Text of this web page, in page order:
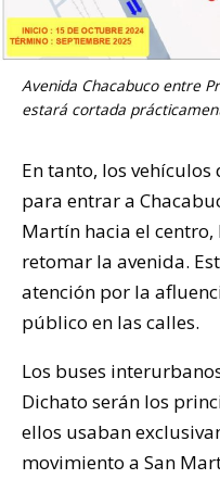
Avenida Chacabuco entre
estará cortada
En tanto, los
para entrar a
Martín hacia el centro,
retomar la avenida.
atención por la
público en las calles.
Los buses
Dichato serán los
ellos usaban
movimiento a San